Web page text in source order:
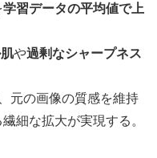
学習データの平均値で上
や過剰なシャープネス
元の画像の質感を維持
細な拡大が実現する。